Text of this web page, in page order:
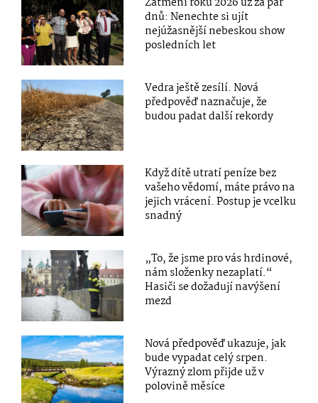
dnů: Nenechte si ujít
nejúžasnější nebeskou show
posledních let
Vedra ještě zesílí. Nová
předpověď naznačuje, že
budou padat další rekordy
Když dítě utratí peníze bez
vašeho vědomí, máte právo na
jejich vrácení. Postup je vcelku
snadný
„To, že jsme pro vás hrdinové,
nám složenky nezaplatí.“
Hasiči se dožadují navýšení
mezd
Nová předpověď ukazuje, jak
bude vypadat celý srpen.
Výrazný zlom přijde už v
polovině měsíce